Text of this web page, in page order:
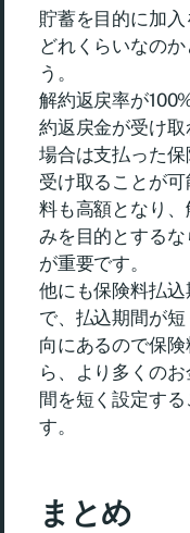
貯蓄を目的に加
どれくらいなの
う。
解約返戻率が
約返戻金が受け
場合は支払った
受け取ることが
料も高額となり
みを目的とする
が重要です。
他にも保険料払
で、払込期間が
向にあるので保
ら、より多くの
間を短く設定す
す。
まとめ